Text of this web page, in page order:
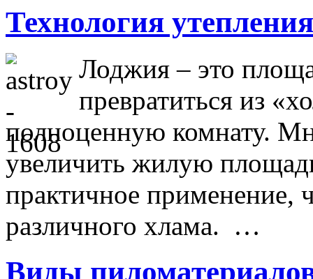
Технология
Лоджия – это
превратиться из
полноценную комнату.
увеличить жилую
практичное применение,
различного хлама. …
Виды